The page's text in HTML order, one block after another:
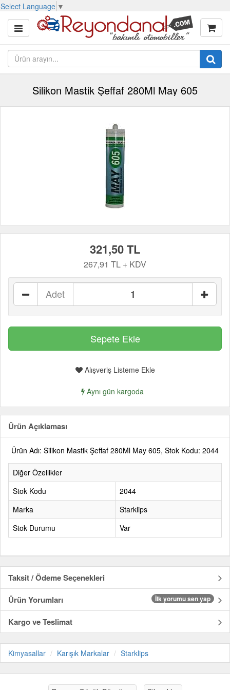
Select Language ▼
Silikon Mastik Şeffaf 280Ml May 605
321,50 TL
267,91 TL + KDV
Adet
Alışveriş Listeme Ekle
Aynı gün kargoda
Ürün Açıklaması
Ürün Adı: Silikon Mastik Şeffaf 280Ml May 605, Stok Kodu: 2044
Diğer Özellikler
Stok Kodu
2044
Marka
Starklips
Stok Durumu
Var
Taksit / Ödeme Seçenekleri
Ürün Yorumları
İlk yorumu sen yap
Kargo ve Teslimat
Kimyasallar Karışık Markalar Starklips